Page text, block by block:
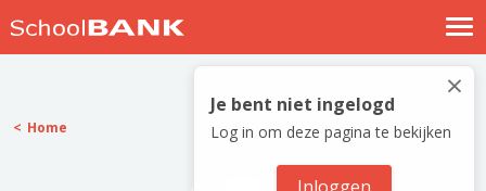
Nostalgische verhalen
Log in
Meld je gratis aan
×
Je bent niet ingelogd
Log in om deze pagina te bekijken
Home